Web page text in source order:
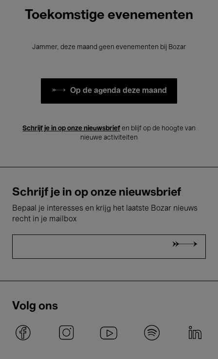
Toekomstige evenementen
Jammer, deze maand geen evenementen bij Bozar
Op de agenda deze maand
Schrijf je in op onze nieuwsbrief en blijf op de hoogte van
nieuwe activiteiten
Schrijf je in op onze nieuwsbrief
Bepaal je interesses en krijg het laatste Bozar nieuws
recht in je mailbox
Volg ons